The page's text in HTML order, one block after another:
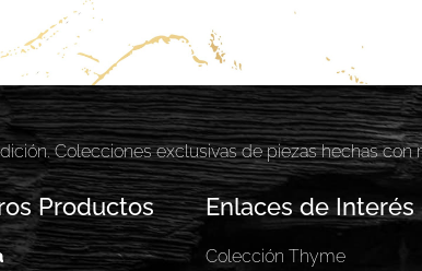
Colecciones exclusivas de piezas hechas
Productos Enlaces de Interés
Colección Thyme